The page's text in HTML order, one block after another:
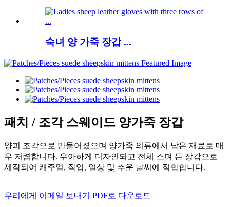
숙녀 양 가죽 장갑 ...
패치 / 조각 스웨이드 양가죽 장갑
양피 조각으로 만들어졌으며 양가죽 의류에서 남은 재료로 매
우 저렴합니다. 우아하게 디자인되고 전체 스며 든 장갑으로
제작되어 캐주얼, 작업, 일상 및 추운 날씨에 적합합니다.
우리에게 이메일 보내기 PDF로 다운로드